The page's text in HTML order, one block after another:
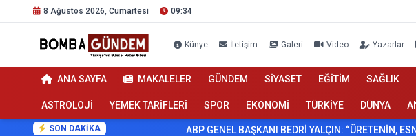
8 Ağustos 2026, Cumartesi 09:34
Künye İletişim Galeri Video Yazarlar
ANA SAYFA MAKALELER GÜNDEM SİYASET EĞİTİM SAĞLIK
ASTROLOJİ YEMEK TARİFLERİ SPOR EKONOMİ TÜRKİYE DÜNYA
SON DAKİKA ABP GENEL BAŞKANI BEDRİ YALÇIN: “ÜRETENİN,